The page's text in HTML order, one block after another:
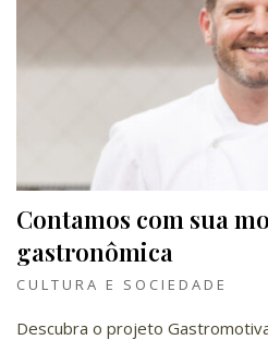
Contamos com sua
gastronômica
CULTURA E SOCIEDADE
Descubra o projeto